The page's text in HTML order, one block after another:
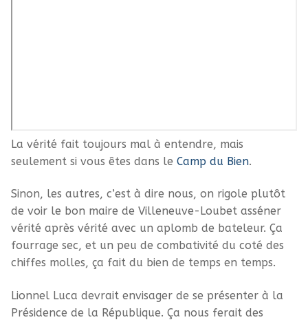
La vérité fait toujours mal à entendre, mais
seulement si vous êtes dans le Camp du Bien.
Sinon, les autres, c’est à dire nous, on rigole plutôt
de voir le bon maire de Villeneuve-Loubet asséner
vérité après vérité avec un aplomb de bateleur. Ça
fourrage sec, et un peu de combativité du coté des
chiffes molles, ça fait du bien de temps en temps.
Lionnel Luca devrait envisager de se présenter à la
Présidence de la République. Ça nous ferait des